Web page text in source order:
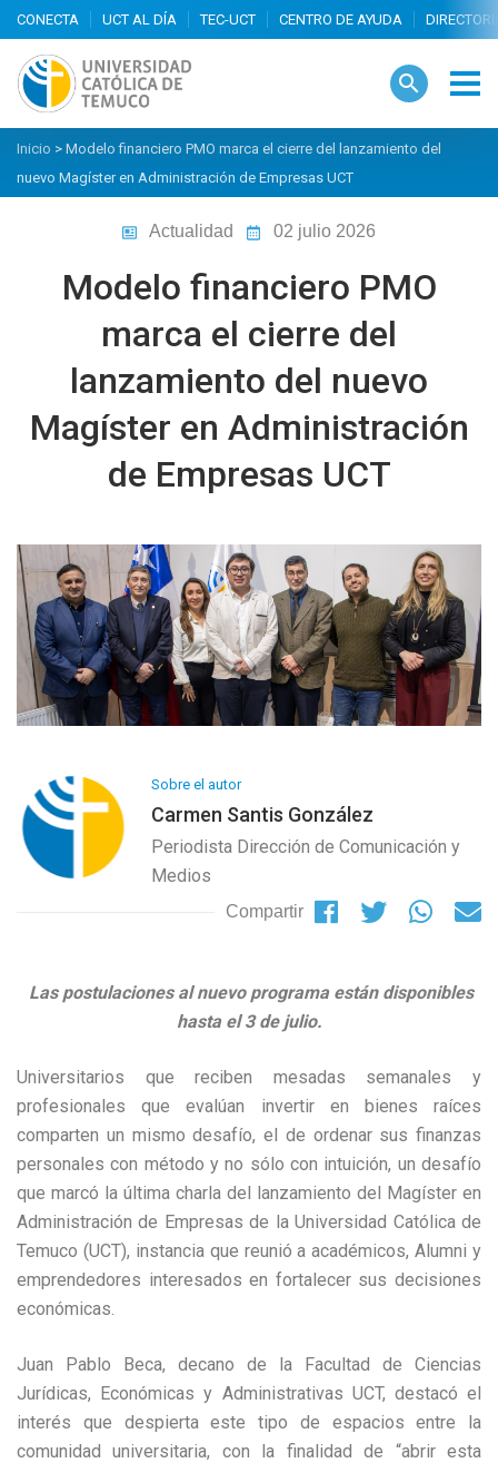
search
Inicio > Modelo financiero PMO marca el cierre del lanzamiento del
nuevo Magíster en Administración de Empresas UCT
Actualidad 02 julio 2026
Modelo financiero PMO
marca el cierre del
lanzamiento del nuevo
Magíster en Administración
de Empresas UCT
Sobre el autor
Carmen Santis González
Periodista Dirección de Comunicación y
Medios
Compartir
Las postulaciones al nuevo programa están disponibles
hasta el 3 de julio.
Universitarios que reciben mesadas semanales y
profesionales que evalúan invertir en bienes raíces
comparten un mismo desafío, el de ordenar sus finanzas
personales con método y no sólo con intuición, un desafío
que marcó la última charla del lanzamiento del Magíster en
Administración de Empresas de la Universidad Católica de
Temuco (UCT), instancia que reunió a académicos, Alumni y
emprendedores interesados en fortalecer sus decisiones
económicas.
Juan Pablo Beca, decano de la Facultad de Ciencias
Jurídicas, Económicas y Administrativas UCT, destacó el
interés que despierta este tipo de espacios entre la
comunidad universitaria, con la finalidad de “abrir esta